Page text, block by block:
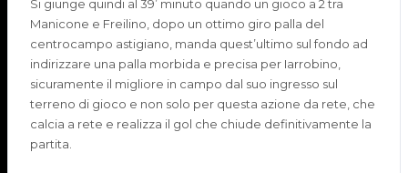
Si giunge quindi al 39’ minuto quando un gioco a 2 tra
Manicone e Freilino, dopo un ottimo giro palla del
centrocampo astigiano, manda quest’ultimo sul fondo ad
indirizzare una palla morbida e precisa per Iarrobino,
sicuramente il migliore in campo dal suo ingresso sul
terreno di gioco e non solo per questa azione da rete, che
calcia a rete e realizza il gol che chiude definitivamente la
partita.